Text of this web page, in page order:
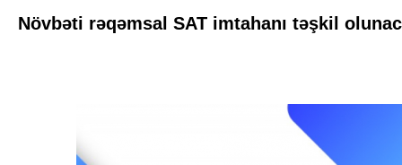
Növbəti rəqəmsal SAT imtahanı təşkil